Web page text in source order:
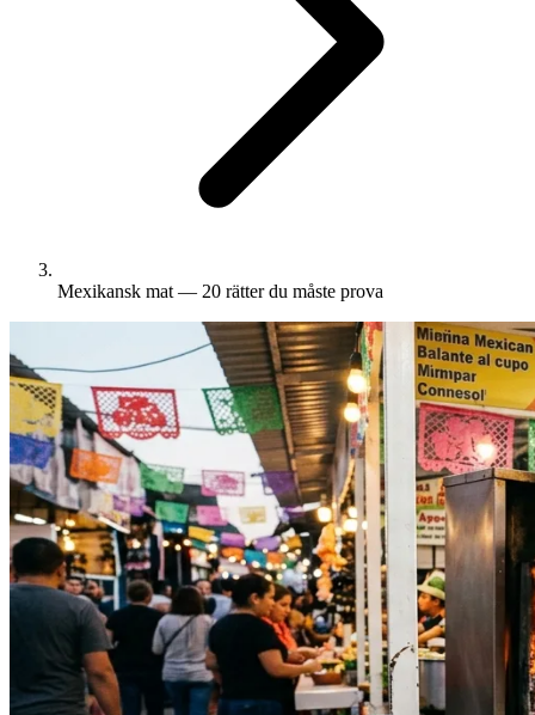
Mexikansk mat — 20 rätter du måste prova